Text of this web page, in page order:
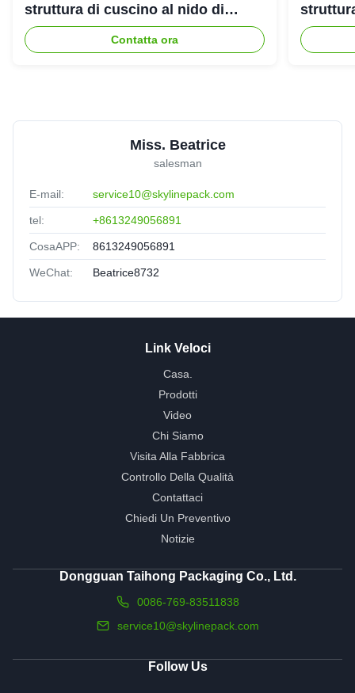
struttura di cuscino al nido di
miele riciclabile al 100% per
imballaggi ecologicamente
Contatta ora
miele
Miss. Beatrice
salesman
E-mail: service10@skylinepack.com
tel: +8613249056891
CosaAPP: 8613249056891
WeChat: Beatrice8732
Link Veloci
Casa.
Prodotti
Video
Chi Siamo
Visita Alla Fabbrica
Controllo Della Qualità
Contattaci
Chiedi Un Preventivo
Notizie
Dongguan Taihong Packaging Co., Ltd.
0086-769-83511838
service10@skylinepack.com
Follow Us